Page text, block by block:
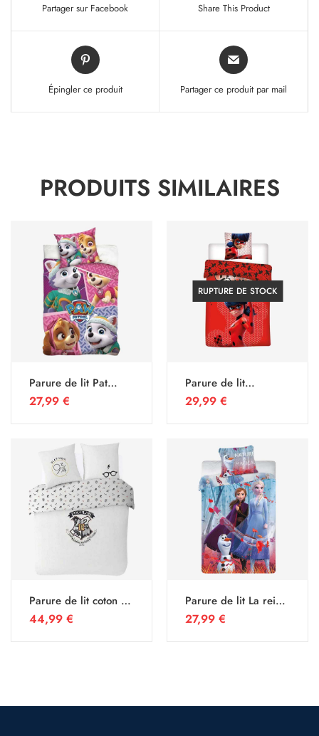
Partager sur Facebook Share This Product
Épingler ce produit Partager ce produit par mail
PRODUITS SIMILAIRES
Parure de lit Pat
patrouille fille
27,99 €
RUPTURE DE STOCK
Parure de lit
Miraculous
29,99 €
Parure de lit coton 2
personnes Harry
Potter
44,99 €
Parure de lit La reine
des neiges
27,99 €